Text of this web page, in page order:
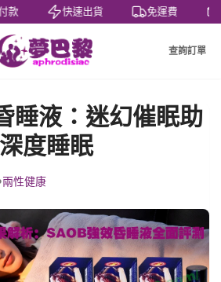
快速出貨 免運費
查詢訂單
睡液：迷幻催眠助
度睡眠
兩性健康